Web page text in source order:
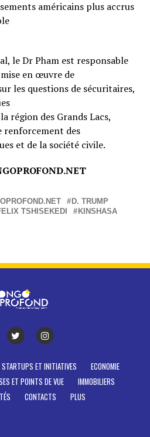
américains plus accrus
le Dr Pham est responsable
en œuvre de
les questions de sécuritaires,
région des Grands Lacs,
renforcement des
et de la société civile.
D. TRUMP
TSHISEKEDI
KINSHASA
STARTUPS ET INITIATIVES
ECONOMIE
ET POINTS DE VUE
IMMOBILIERS
CONTACTS PLUS